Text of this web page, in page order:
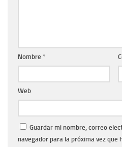
Nombre *
Web
Guardar mi nombre, correo
navegador para la próxima vez que